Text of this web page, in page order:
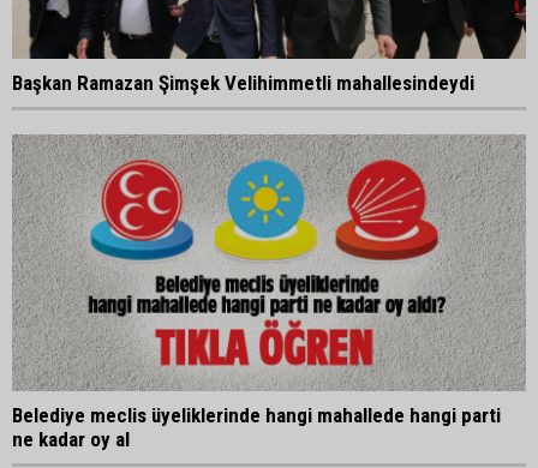
Başkan Ramazan Şimşek Velihimmetli mahallesindeydi
Belediye meclis üyeliklerinde hangi mahallede hangi parti
ne kadar oy al